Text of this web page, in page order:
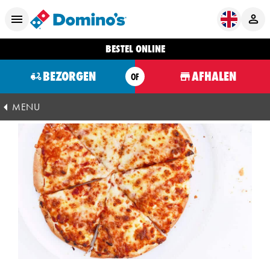
BESTEL ONLINE
BEZORGEN OF AFHALEN
MENU